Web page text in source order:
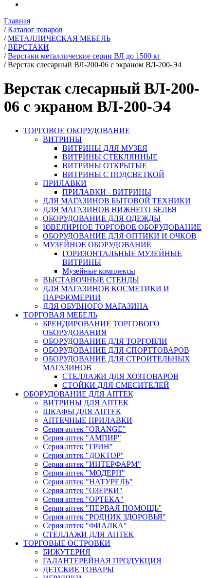
Главная
/ Каталог товаров
/ МЕТАЛЛИЧЕСКАЯ МЕБЕЛЬ
/ ВЕРСТАКИ
/ Верстаки металлические серии ВЛ до 1500 кг
/ Верстак слесарный ВЛ-200-06 с экраном ВЛ-200-Э4
Верстак слесарный ВЛ-200-
06 с экраном ВЛ-200-Э4
ТОРГОВОЕ ОБОРУДОВАНИЕ
ВИТРИНЫ
ВИТРИНЫ ДЛЯ МУЗЕЯ
ВИТРИНЫ СТЕКЛЯННЫЕ
ВИТРИНЫ ОТКРЫТЫЕ
ВИТРИНЫ С ПОДСВЕТКОЙ
ПРИЛАВКИ
ПРИЛАВКИ - ВИТРИНЫ
ДЛЯ МАГАЗИНОВ БЫТОВОЙ ТЕХНИКИ
ДЛЯ МАГАЗИНОВ НИЖНЕГО БЕЛЬЯ
ОБОРУДОВАНИЕ ДЛЯ ОДЕЖДЫ
ЮВЕЛИРНОЕ ТОРГОВОЕ ОБОРУДОВАНИЕ
ОБОРУДОВАНИЕ ДЛЯ ОПТИКИ И ОЧКОВ
МУЗЕЙНОЕ ОБОРУДОВАНИЕ
ГОРИЗОНТАЛЬНЫЕ МУЗЕЙНЫЕ
ВИТРИНЫ
Музейные комплексы
ВЫСТАВОЧНЫЕ СТЕНДЫ
ДЛЯ МАГАЗИНОВ КОСМЕТИКИ И
ПАРФЮМЕРИИ
ДЛЯ ОБУВНОГО МАГАЗИНА
ТОРГОВАЯ МЕБЕЛЬ
БРЕНДИРОВАНИЕ ТОРГОВОГО
ОБОРУДОВАНИЯ
ОБОРУДОВАНИЕ ДЛЯ ТОРГОВЛИ
ОБОРУДОВАНИЕ ДЛЯ СПОРТТОВАРОВ
ОБОРУДОВАНИЕ ДЛЯ СТРОИТЕЛЬНЫХ
МАГАЗИНОВ
СТЕЛЛАЖИ ДЛЯ ХОЗТОВАРОВ
СТОЙКИ ДЛЯ СМЕСИТЕЛЕЙ
ОБОРУДОВАНИЕ ДЛЯ АПТЕК
ВИТРИНЫ ДЛЯ АПТЕК
ШКАФЫ ДЛЯ АПТЕК
АПТЕЧНЫЕ ПРИЛАВКИ
Серия аптек "ORANGE"
Серия аптек "АМПИР"
Серия аптек "ГРИН"
Серия аптек "ДОКТОР"
Серия аптек "ИНТЕРФАРМ"
Серия аптек "МОДЕРН"
Серия аптек "НАТУРЕЛЬ"
Серия аптек "ОЗЕРКИ"
Серия аптек "ОРТЕКА"
Серия аптек "ПЕРВАЯ ПОМОЩЬ"
Серия аптек "РОДНИК ЗДОРОВЬЯ"
Серия аптек "ФИАЛКА"
СТЕЛЛАЖИ ДЛЯ АПТЕК
ТОРГОВЫЕ ОСТРОВКИ
БИЖУТЕРИЯ
ГАЛАНТЕРЕЙНАЯ ПРОДУКЦИЯ
ДЕТСКИЕ ТОВАРЫ